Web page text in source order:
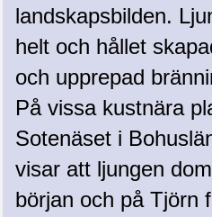
landskapsbilden.
helt och hållet
och upprepad
På vissa kustnära
Sotenäset i
visar att ljungen
början och på Tjörn